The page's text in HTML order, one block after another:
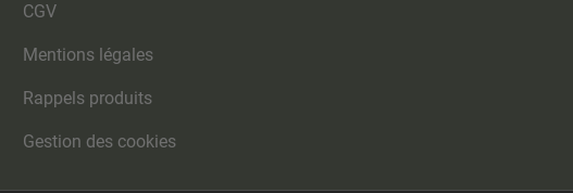
CGV
Mentions légales
Rappels produits
Gestion des cookies